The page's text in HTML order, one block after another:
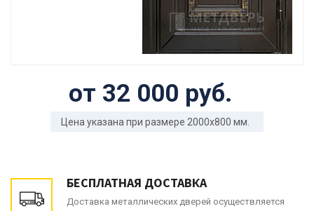
от 32 000 руб.
Цена указана при размере 2000x800 мм.
БЕСПЛАТНАЯ ДОСТАВКА
Доставка металлических дверей осуществляется